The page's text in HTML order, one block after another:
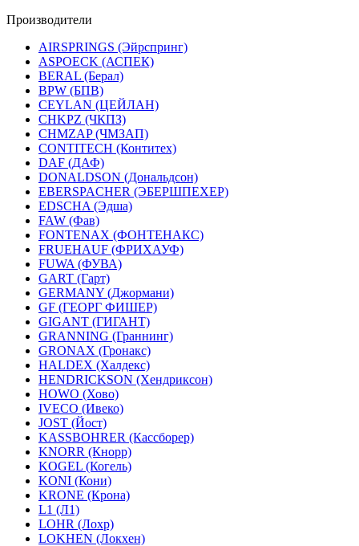
Производители
AIRSPRINGS (Эйрспринг)
ASPOECK (АСПЕК)
BERAL (Берал)
BPW (БПВ)
CEYLAN (ЦЕЙЛАН)
CHKPZ (ЧКПЗ)
CHMZAP (ЧМЗАП)
CONTITECH (Контитех)
DAF (ДАФ)
DONALDSON (Дональдсон)
EBERSPACHER (ЭБЕРШПЕХЕР)
EDSCHA (Эдша)
FAW (Фав)
FONTENAX (ФОНТЕНАКС)
FRUEHAUF (ФРИХАУФ)
FUWA (ФУВА)
GART (Гарт)
GERMANY (Джормани)
GF (ГЕОРГ ФИШЕР)
GIGANT (ГИГАНТ)
GRANNING (Граннинг)
GRONAX (Гронакс)
HALDEX (Халдекс)
HENDRICKSON (Хендриксон)
HOWO (Хово)
IVECO (Ивеко)
JOST (Йост)
KASSBOHRER (Касcборер)
KNORR (Кнорр)
KOGEL (Когель)
KONI (Кони)
KRONE (Крона)
L1 (Л1)
LOHR (Лохр)
LOKHEN (Локхен)